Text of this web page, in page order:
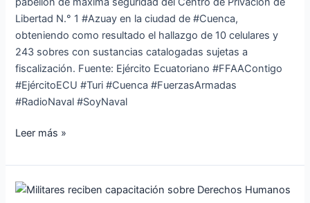
Libertad N.° 1 #Azuay en la ciudad de #Cuenca,
obteniendo como resultado el hallazgo de 10 celulares y
243 sobres con sustancias catalogadas sujetas a
fiscalización. Fuente: Ejército Ecuatoriano #FFAAContigo
#EjércitoECU #Turi #Cuenca #FuerzasArmadas
#RadioNaval #SoyNaval
Leer más »
Militares